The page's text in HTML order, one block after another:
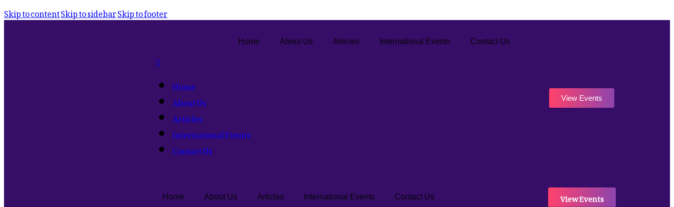
Skip to contentSkip to sidebarSkip to footer
Home About Us Articles International Events Contact Us
Home
About Us
Articles
International Events
Contact Us
View Events
Home About Us Articles International Events Contact Us View Events